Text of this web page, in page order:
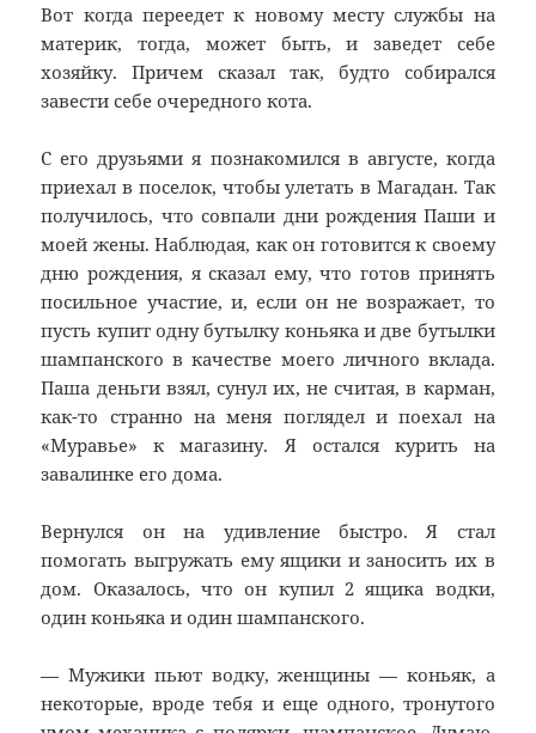
Вот когда переедет к новому месту службы на
материк, тогда, может быть, и заведет себе
хозяйку. Причем сказал так, будто собирался
завести себе очередного кота.
С его друзьями я познакомился в августе, когда
приехал в поселок, чтобы улетать в Магадан. Так
получилось, что совпали дни рождения Паши и
моей жены. Наблюдая, как он готовится к своему
дню рождения, я сказал ему, что готов принять
посильное участие, и, если он не возражает, то
пусть купит одну бутылку коньяка и две бутылки
шампанского в качестве моего личного вклада.
Паша деньги взял, сунул их, не считая, в карман,
как-то странно на меня поглядел и поехал на
«Муравье» к магазину. Я остался курить на
завалинке его дома.
Вернулся он на удивление быстро. Я стал
помогать выгружать ему ящики и заносить их в
дом. Оказалось, что он купил 2 ящика водки,
один коньяка и один шампанского.
— Мужики пьют водку, женщины — коньяк, а
некоторые, вроде тебя и еще одного, тронутого